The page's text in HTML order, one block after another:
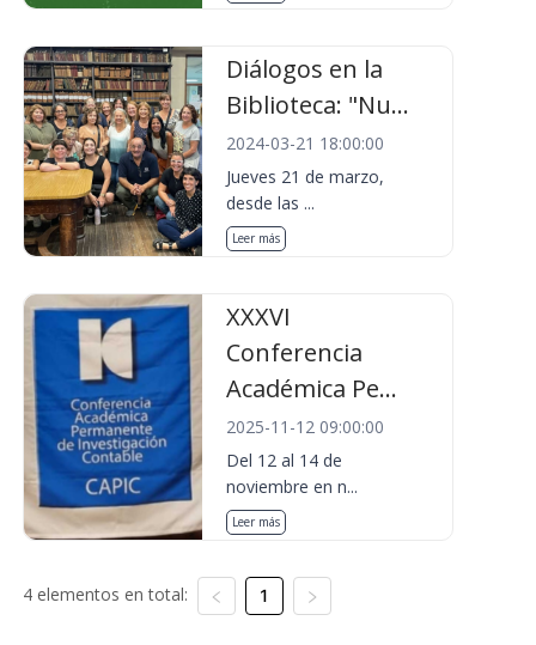
Diálogos en la
Biblioteca: "Nu...
2024-03-21 18:00:00
Jueves 21 de marzo,
desde las ...
Leer más
XXXVI
Conferencia
Académica Pe...
2025-11-12 09:00:00
Del 12 al 14 de
noviembre en n...
Leer más
4 elementos en total: 1